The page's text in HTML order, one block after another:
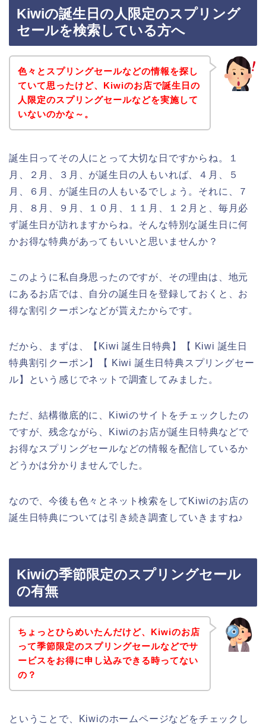
Kiwiの誕生日の人限定のスプリング
セールを検索している方へ
色々とスプリングセールなどの情報を探し
ていて思ったけど、Kiwiのお店で誕生日の
人限定のスプリングセールなどを実施して
いないのかな～。
誕生日ってその人にとって大切な日ですからね。１
月、２月、３月、が誕生日の人もいれば、４月、５
月、６月、が誕生日の人もいるでしょう。それに、７
月、８月、９月、１０月、１１月、１２月と、毎月必
ず誕生日が訪れますからね。そんな特別な誕生日に何
かお得な特典があってもいいと思いませんか？
このように私自身思ったのですが、その理由は、地元
にあるお店では、自分の誕生日を登録しておくと、お
得な割引クーポンなどが貰えたからです。
だから、まずは、【Kiwi 誕生日特典】【 Kiwi 誕生日
特典割引クーポン】【 Kiwi 誕生日特典スプリングセー
ル】という感じでネットで調査してみました。
ただ、結構徹底的に、Kiwiのサイトをチェックしたの
ですが、残念ながら、Kiwiのお店が誕生日特典などで
お得なスプリングセールなどの情報を配信しているか
どうかは分かりませんでした。
なので、今後も色々とネット検索をしてKiwiのお店の
誕生日特典については引き続き調査していきますね♪
Kiwiの季節限定のスプリングセール
の有無
ちょっとひらめいたんだけど、Kiwiのお店
って季節限定のスプリングセールなどでサ
ービスをお得に申し込みできる時ってない
の？
ということで、Kiwiのホームページなどをチェックし